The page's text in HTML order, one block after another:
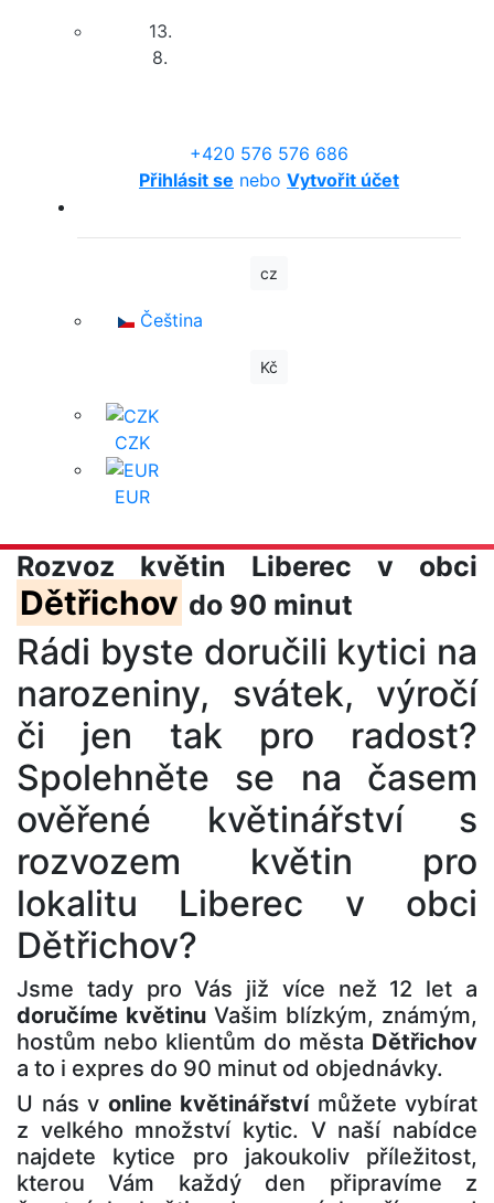
13.
8.
+420 576 576 686
Přihlásit se nebo Vytvořit účet
cz
Čeština
Kč
CZK
EUR
Rozvoz květin Liberec v obci
Dětřichov do 90 minut
Rádi byste doručili kytici na
narozeniny, svátek, výročí
či jen tak pro radost?
Spolehněte se na časem
ověřené květinářství s
rozvozem květin pro
lokalitu Liberec v obci
Dětřichov?
Jsme tady pro Vás již více než 12 let a
doručíme květinu Vašim blízkým, známým,
hostům nebo klientům do města Dětřichov
a to i expres do 90 minut od objednávky.
U nás v online květinářstvímůžete vybírat
z velkého množství kytic. V naší nabídce
najdete kytice pro jakoukoliv příležitost,
kterou Vám každý den připravíme z